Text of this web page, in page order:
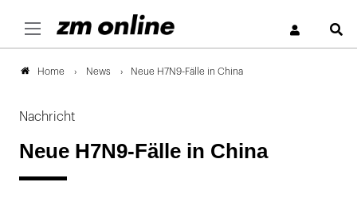
Home News Neue H7N9-Fälle in China
Nachricht
Neue H7N9-Fälle in China